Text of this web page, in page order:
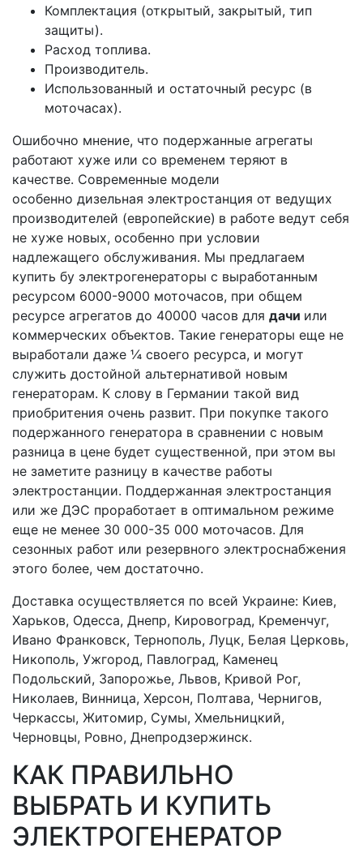
Комплектация (открытый, закрытый, тип
защиты).
Расход топлива.
Производитель.
Использованный и остаточный ресурс (в
моточасах).
Ошибочно мнение, что подержанные агрегаты
работают хуже или со временем теряют в
качестве. Современные модели
особенно дизельная электростанция от ведущих
производителей (европейские) в работе ведут себя
не хуже новых, особенно при условии
надлежащего обслуживания. Мы предлагаем
купить бу электрогенераторы с выработанным
ресурсом 6000-9000 моточасов, при общем
ресурсе агрегатов до 40000 часов для дачи или
коммерческих объектов. Такие генераторы еще не
выработали даже ¼ своего ресурса, и могут
служить достойной альтернативой новым
генераторам. К слову в Германии такой вид
приобритения очень развит. При покупке такого
подержанного генератора в сравнении с новым
разница в цене будет существенной, при этом вы
не заметите разницу в качестве работы
электростанции. Поддержанная электростанция
или же ДЭС проработает в оптимальном режиме
еще не менее 30 000-35 000 моточасов. Для
сезонных работ или резервного электроснабжения
этого более, чем достаточно.
Доставка осуществляется по всей Украине: Киев,
Харьков, Одесса, Днепр, Кировоград, Кременчуг,
Ивано Франковск, Тернополь, Луцк, Белая Церковь,
Никополь, Ужгород, Павлоград, Каменец
Подольский, Запорожье, Львов, Кривой Рог,
Николаев, Винница, Херсон, Полтава, Чернигов,
Черкассы, Житомир, Сумы, Хмельницкий,
Черновцы, Ровно, Днепродзержинск.
КАК ПРАВИЛЬНО
ВЫБРАТЬ И КУПИТЬ
ЭЛЕКТРОГЕНЕРАТОР